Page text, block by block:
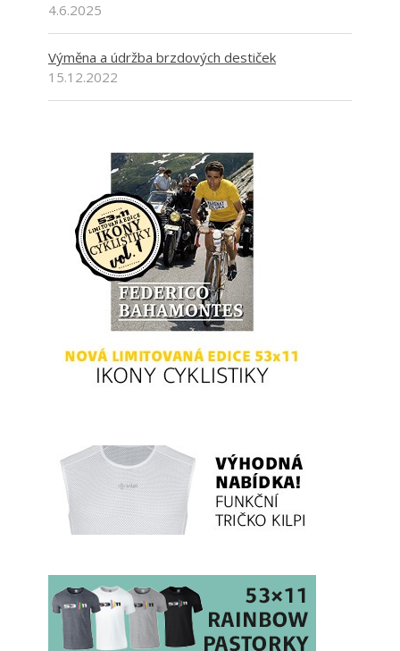
4.6.2025
Výměna a údržba brzdových destiček
15.12.2022